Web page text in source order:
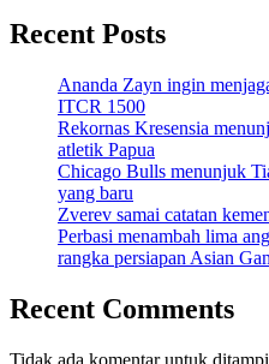
Recent Posts
Ananda Zayn ingin
ITCR 1500
Rekornas Kresensia
atletik Papua
Chicago Bulls menunjuk
yang baru
Zverev samai catatan
Perbasi menambah lima
rangka persiapan Asian
Recent Comments
Tidak ada komentar untuk